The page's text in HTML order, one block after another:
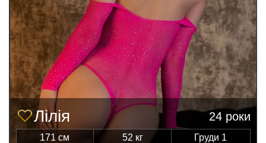
Лілія 24 роки
171 см 52 кг Груди 1